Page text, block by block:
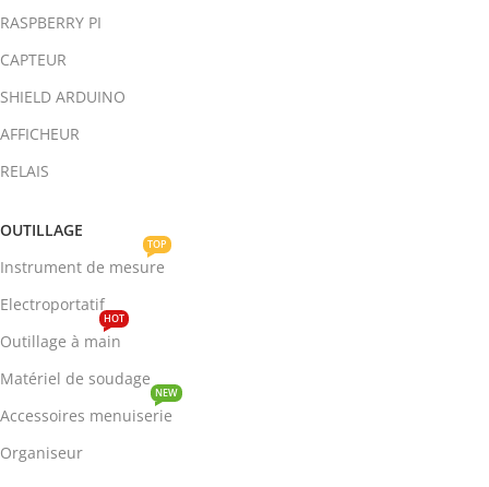
RASPBERRY PI
CAPTEUR
SHIELD ARDUINO
AFFICHEUR
RELAIS
OUTILLAGE
Instrument de mesure
TOP
Electroportatif
Outillage à main
HOT
Matériel de soudage
Accessoires menuiserie
NEW
Organiseur